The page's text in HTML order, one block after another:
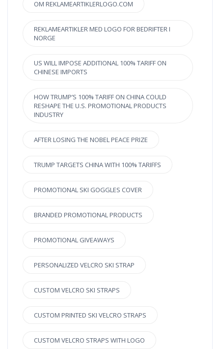
OM REKLAMEARTIKLERLOGO.COM
REKLAMEARTIKLER MED LOGO FOR BEDRIFTER I
NORGE
US WILL IMPOSE ADDITIONAL 100% TARIFF ON
CHINESE IMPORTS
HOW TRUMP’S 100% TARIFF ON CHINA COULD
RESHAPE THE U.S. PROMOTIONAL PRODUCTS
INDUSTRY
AFTER LOSING THE NOBEL PEACE PRIZE
TRUMP TARGETS CHINA WITH 100% TARIFFS
PROMOTIONAL SKI GOGGLES COVER
BRANDED PROMOTIONAL PRODUCTS
PROMOTIONAL GIVEAWAYS
PERSONALIZED VELCRO SKI STRAP
CUSTOM VELCRO SKI STRAPS
CUSTOM PRINTED SKI VELCRO STRAPS
CUSTOM VELCRO STRAPS WITH LOGO